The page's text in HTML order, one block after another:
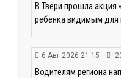
В Твери прошла акция
ребенка видимым для
6 Авг 2026 21:15
Водителям региона